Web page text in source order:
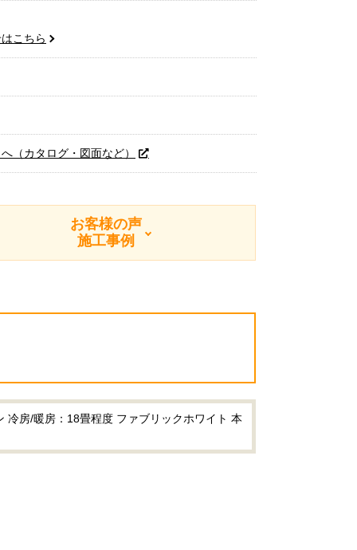
こちら
（カタログ・図面など）
お客様の声
施工事例
冷房/暖房：18畳程度 ファブリックホワイト 本